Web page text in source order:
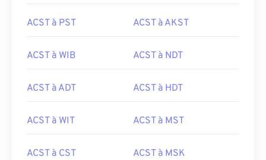
ACST à PST ACST à AKST
ACST à WIB ACST à NDT
ACST à ADT ACST à HDT
ACST à WIT ACST à MST
ACST à CST ACST à MSK